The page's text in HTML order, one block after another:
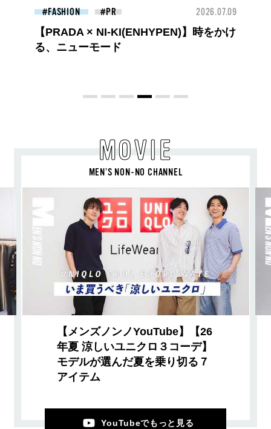
FASHION 2026.07.09
高橋璃央と、ジュエッテの出会い。夏の
定番、ピンクゴールドが印象的
MOVIE
MEN’S NON-NO CHANNEL
【メンズノンノYouTube】【26
年夏 涼しいユニクロ３コーデ】
モデルが選んだ夏を乗り切る７
アイテム
YouTubeでもっと見る